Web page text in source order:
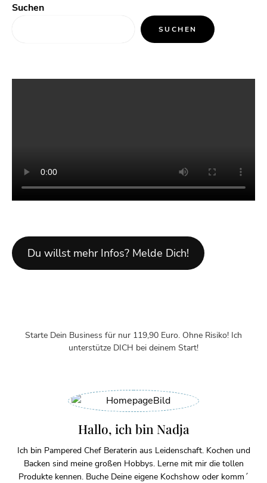
Suchen
SUCHEN
Du willst mehr Infos? Melde Dich!
Starte Dein Business für nur 119,90 Euro. Ohne Risiko! Ich
unterstütze DICH bei deinem Start!
Hallo, ich bin Nadja
Ich bin Pampered Chef Beraterin aus Leidenschaft. Kochen und
Backen sind meine großen Hobbys. Lerne mit mir die tollen
Produkte kennen. Buche Deine eigene Kochshow oder komm´